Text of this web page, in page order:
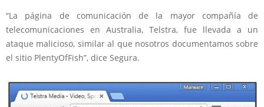
“La página de comunicación de la mayor compañía de
telecomunicaciones en Australia, Telstra, fue llevada a un
ataque malicioso, similar al que nosotros documentamos sobre
el sitio PlentyOfFish”, dice Segura.